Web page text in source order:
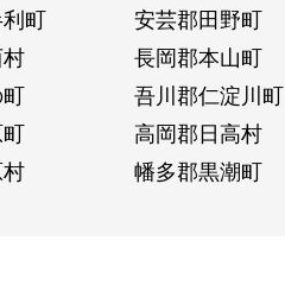
町 安芸郡田野町
長岡郡本山町
吾川郡仁淀川町
高岡郡日高村
幡多郡黒潮町